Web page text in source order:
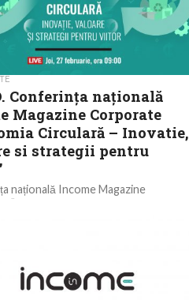
Conferința națională
Magazine Corporate
Circulară – Inovatie,
si strategii pentru
națională Income Magazine
”Economia Circulară – Inovatie,